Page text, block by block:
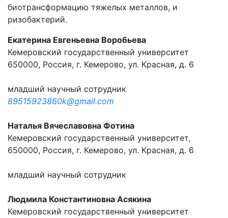
биотрансформацию тяжелых металлов, и
ризобактерий.
Екатерина Евгеньевна Воробьева
Кемеровский государственный университет
650000, Россия, г. Кемерово, ул. Красная, д. 6
младший научный сотрудник
89515923860k@gmail.com
Наталья Вячеславовна Фотина
Кемеровский государственный университет,
650000, Россия, г. Кемерово, ул. Красная, д. 6
младший научный сотрудник
Людмила Константиновна Асякина
Кемеровский государственный университет